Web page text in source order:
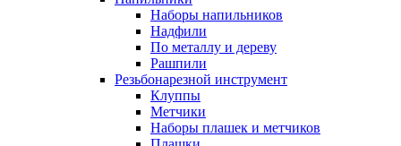
Наборы напильников
Надфили
По металлу и дереву
Рашпили
Резьбонарезной инструмент
Клуппы
Метчики
Наборы плашек и метчиков